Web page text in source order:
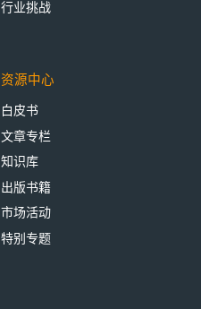
行业挑战
资源中心
白皮书
文章专栏
知识库
出版书籍
市场活动
特别专题